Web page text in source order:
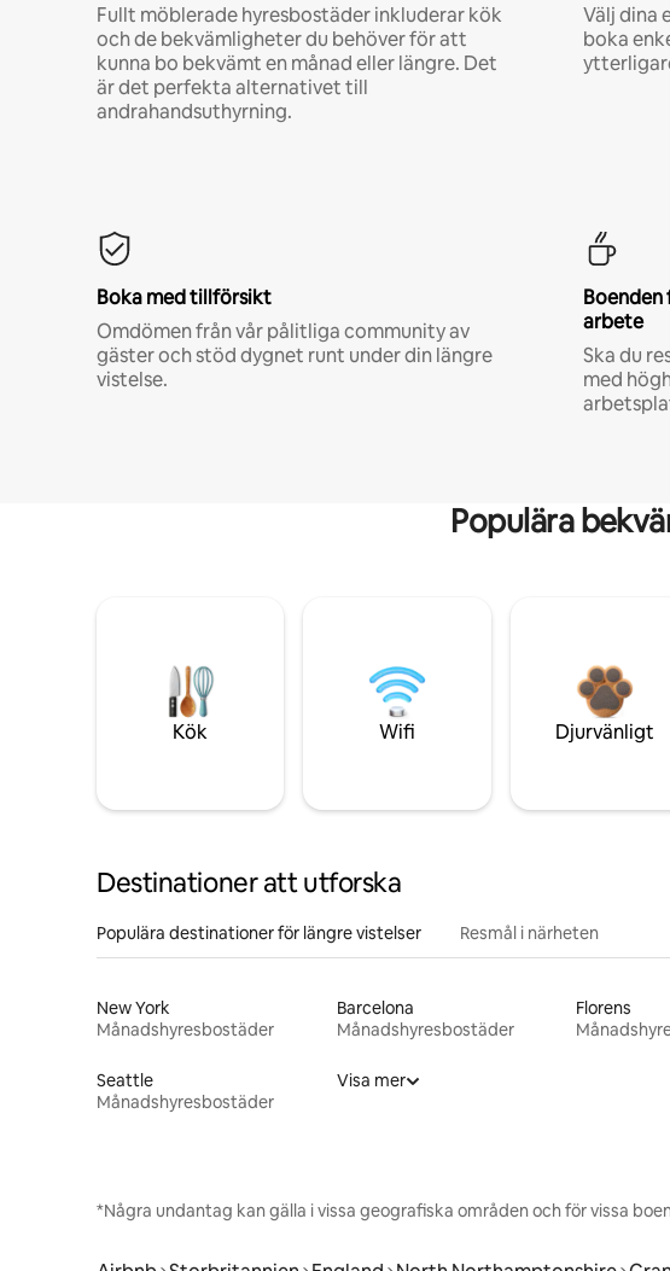
Fullt möblerade hyresbostäder inkluderar kök
och de bekvämligheter du behöver för att
kunna bo bekvämt en månad eller längre. Det
är det perfekta alternativet till
andrahandsuthyrning.
Välj dina
boka
Boka med tillförsikt
Omdömen från vår pålitliga community av
gäster och stöd dygnet runt under din längre
vistelse.
Boenden
arbete
Ska du
med
Populära
Kök Wifi Djurvänligt
Destinationer att utforska
Populära destinationer för längre vistelser Resmål i närheten
New York
Månadshyresbostäder
Barcelona
Månadshyresbostäder
Florens
Seattle
Månadshyresbostäder
Visa mer
*Några undantag kan gälla i vissa geografiska områden och för vissa